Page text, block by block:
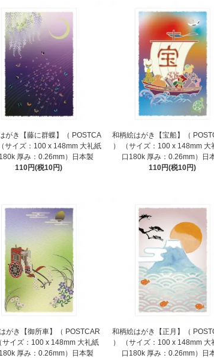
がき【藤に群蝶】（ POSTCA
サイズ：100 x 148mm 大礼紙
厚み：0.26mm）日本製
110円(税10円)
和柄絵はがき【宝船】（
） （サイズ：100 x 148mm 大
口180k 厚み：0.26mm）日
110円(税10円)
がき【御所車】（ POSTCAR
サイズ：100 x 148mm 大礼紙
厚み：0.26mm）日本製
和柄絵はがき【正月】（
） （サイズ：100 x 148mm 大
口180k 厚み：0.26mm）日